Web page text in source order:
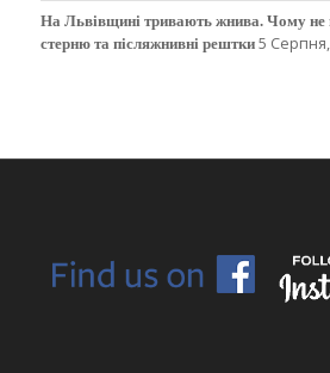
На Львівщині тривають жнива. Чому
стерню та післяжнивні рештки5